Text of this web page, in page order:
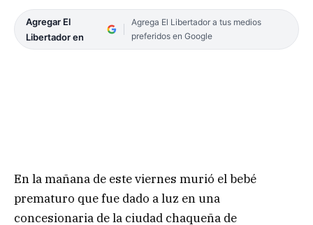
Agregar El
Libertador en
Agrega El Libertador a tus medios
preferidos en Google
En la mañana de este viernes murió el bebé
prematuro que fue dado a luz en una
concesionaria de la ciudad chaqueña de